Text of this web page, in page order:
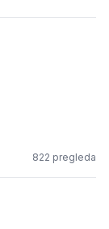
822 pregleda